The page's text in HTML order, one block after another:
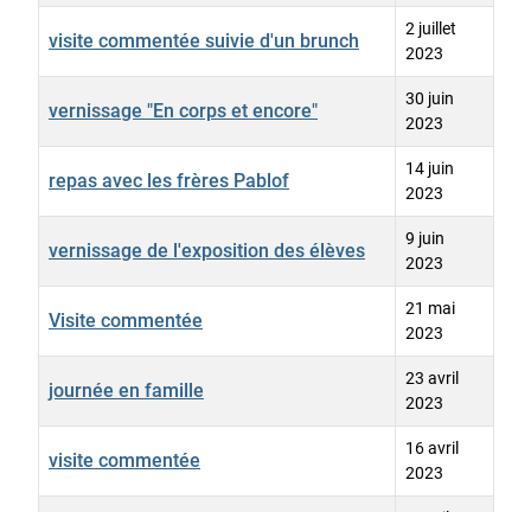
visite commentée suivie d'un brunch
2 juillet
2023
vernissage "En corps et encore"
30 juin
2023
repas avec les frères Pablof
14 juin
2023
vernissage de l'exposition des élèves
9 juin
2023
Visite commentée
21 mai
2023
journée en famille
23 avril
2023
visite commentée
16 avril
2023